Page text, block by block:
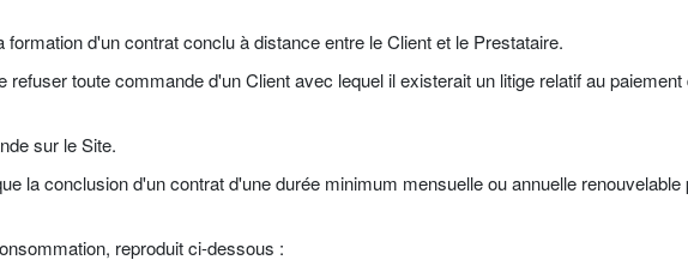
d'un contrat conclu à distance entre le Client et le Prestataire.
toute commande d'un Client avec lequel il existerait un litige relatif au paiement
sur le Site.
la conclusion d'un contrat d'une durée minimum mensuelle ou annuelle renouvelable
reproduit ci-dessous :